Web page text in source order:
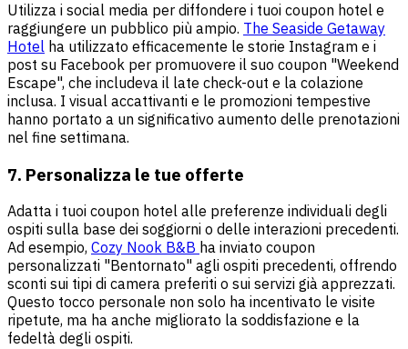
Utilizza i social media per diffondere i tuoi coupon hotel e
raggiungere un pubblico più ampio. The Seaside Getaway
Hotel ha utilizzato efficacemente le storie Instagram e i
post su Facebook per promuovere il suo coupon "Weekend
Escape", che includeva il late check-out e la colazione
inclusa. I visual accattivanti e le promozioni tempestive
hanno portato a un significativo aumento delle prenotazioni
nel fine settimana.
7. Personalizza le tue offerte
Adatta i tuoi coupon hotel alle preferenze individuali degli
ospiti sulla base dei soggiorni o delle interazioni precedenti.
Ad esempio, Cozy Nook B&B ha inviato coupon
personalizzati "Bentornato" agli ospiti precedenti, offrendo
sconti sui tipi di camera preferiti o sui servizi già apprezzati.
Questo tocco personale non solo ha incentivato le visite
ripetute, ma ha anche migliorato la soddisfazione e la
fedeltà degli ospiti.